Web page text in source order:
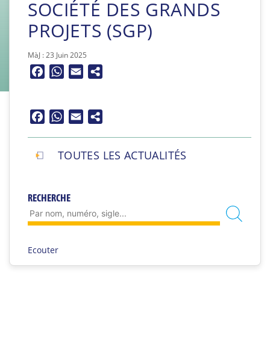
SOCIÉTÉ DES GRANDS
PROJETS (SGP)
MàJ : 23 Juin 2025
FacebookWhatsApp
Email
FacebookWhatsApp
Email
TOUTES LES ACTUALITÉS
RECHERCHE
Ecouter